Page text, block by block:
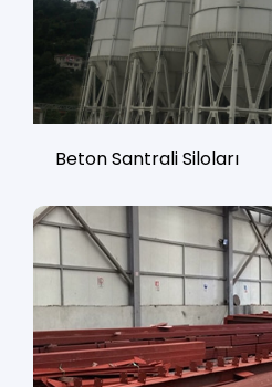
Beton Santrali Siloları